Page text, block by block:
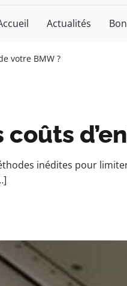
Actualités
votre BMW ?
inédites pour